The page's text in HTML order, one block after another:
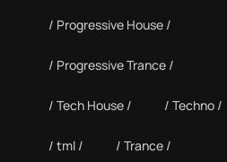
Progressive House
Progressive Trance
Tech House Techno
tml Trance